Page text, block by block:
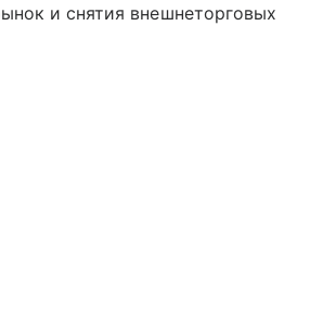
и снятия внешнеторговых